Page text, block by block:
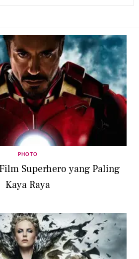
PHOTO
Superhero yang Paling
Kaya Raya